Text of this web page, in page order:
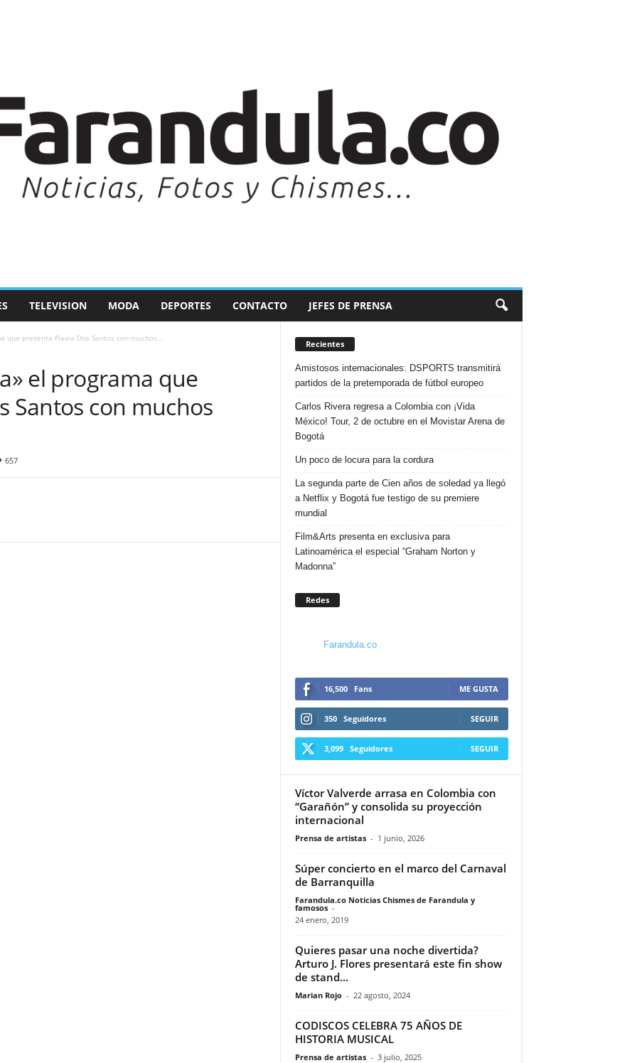
TELEVISION MODA DEPORTES CONTACTO JEFES DE PRENSA
que presenta Flavia Dos Santos con muchos...
el programa que
Santos con muchos
657
Recientes
Amistosos internacionales: DSPORTS transmitirá
partidos de la pretemporada de fútbol europeo
Carlos Rivera regresa a Colombia con ¡Vida
México! Tour, 2 de octubre en el Movistar Arena de
Bogotá
Un poco de locura para la cordura
La segunda parte de Cien años de soledad ya llegó
a Netflix y Bogotá fue testigo de su premiere
mundial
Film&Arts presenta en exclusiva para
Latinoamérica el especial “Graham Norton y
Madonna”
Redes
Farandula.co
16,500 Fans ME GUSTA
350 Seguidores SEGUIR
3,099 Seguidores SEGUIR
Víctor Valverde arrasa en Colombia con
“Garañón” y consolida su proyección
internacional
Prensa de artistas - 1 junio, 2026
Súper concierto en el marco del Carnaval
de Barranquilla
Farandula.co Noticias Chismes de Farandula y
famosos -
24 enero, 2019
Quieres pasar una noche divertida?
Arturo J. Flores presentará este fin show
de stand...
Marian Rojo - 22 agosto, 2024
CODISCOS CELEBRA 75 AÑOS DE
HISTORIA MUSICAL
Prensa de artistas - 3 julio, 2025